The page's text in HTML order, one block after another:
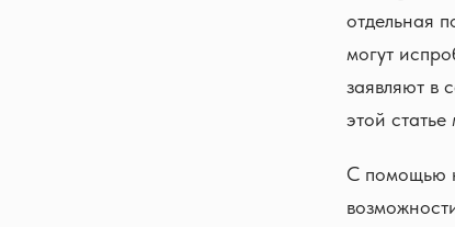
отдельная
могут
заявляют в
этой
С помощью